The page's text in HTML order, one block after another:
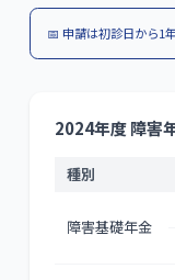
📅 申請は初診日から1
2024年度 障害
種別
障害基礎年金